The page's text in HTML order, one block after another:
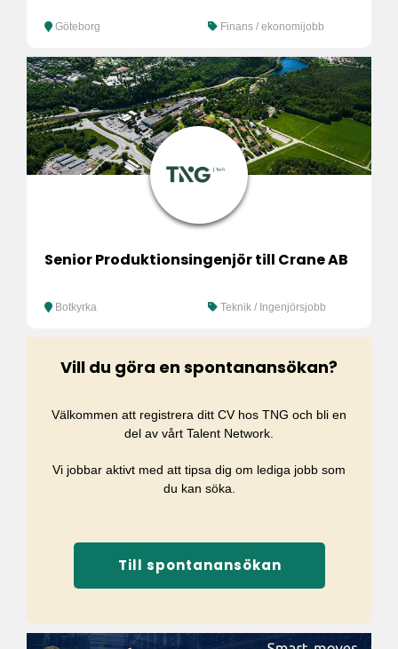
Göteborg Finans / ekonomijobb
Senior Produktionsingenjör till Crane AB
Botkyrka Teknik / Ingenjörsjobb
Vill du göra en spontanansökan?
Välkommen att registrera ditt CV hos TNG och bli en
del av vårt Talent Network.
Vi jobbar aktivt med att tipsa dig om lediga jobb som
du kan söka.
Till spontanansökan